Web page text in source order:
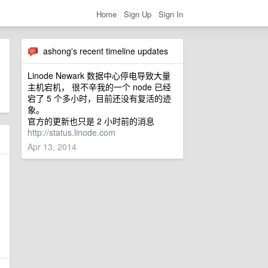
Home Sign Up Sign In
ashong's recent timeline updates
Linode Newark 数据中心停电导致大量
主机宕机， 很不辛我的一个 node 已经
宕了 5 个多小时，目前还没有复活的迹
象。
官方的更新也只是 2 小时前的消息
http://status.linode.com
Apr 13, 2014